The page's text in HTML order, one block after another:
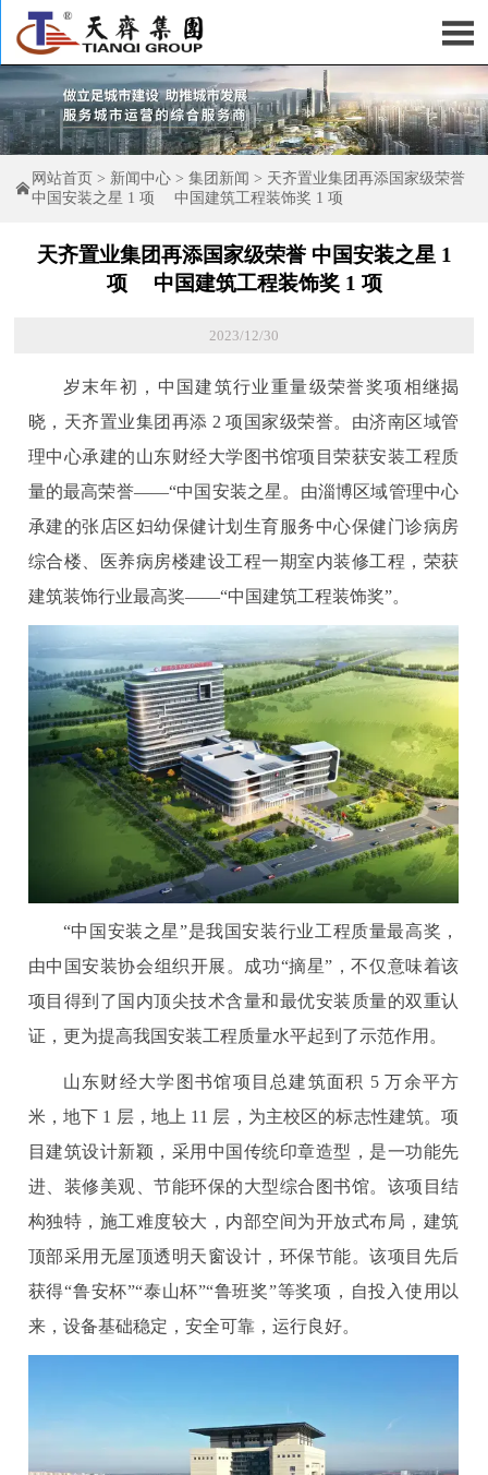


网站首页 > 新闻中心 > 集团新闻 > 天齐置业集团再添国家级荣誉
中国安装之星 1 项 中国建筑工程装饰奖 1 项
天齐置业集团再添国家级荣誉 中国安装之星 1
项 中国建筑工程装饰奖 1 项
2023/12/30
岁末年初，中国建筑行业重量级荣誉奖项相继揭
晓，天齐置业集团再添 2 项国家级荣誉。由济南区域管
理中心承建的山东财经大学图书馆项目荣获安装工程质
量的最高荣誉——“中国安装之星。由淄博区域管理中心
承建的张店区妇幼保健计划生育服务中心保健门诊病房
综合楼、医养病房楼建设工程一期室内装修工程，荣获
建筑装饰行业最高奖——“中国建筑工程装饰奖”。
“中国安装之星”是我国安装行业工程质量最高奖，
由中国安装协会组织开展。成功“摘星”，不仅意味着该
项目得到了国内顶尖技术含量和最优安装质量的双重认
证，更为提高我国安装工程质量水平起到了示范作用。
山东财经大学图书馆项目总建筑面积 5 万余平方
米，地下 1 层，地上 11 层，为主校区的标志性建筑。项
目建筑设计新颖，采用中国传统印章造型，是一功能先
进、装修美观、节能环保的大型综合图书馆。该项目结
构独特，施工难度较大，内部空间为开放式布局，建筑
顶部采用无屋顶透明天窗设计，环保节能。该项目先后
获得“鲁安杯”“泰山杯”“鲁班奖”等奖项，自投入使用以
来，设备基础稳定，安全可靠，运行良好。